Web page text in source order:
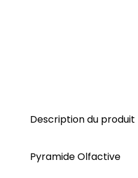
Description du produit
Pyramide Olfactive